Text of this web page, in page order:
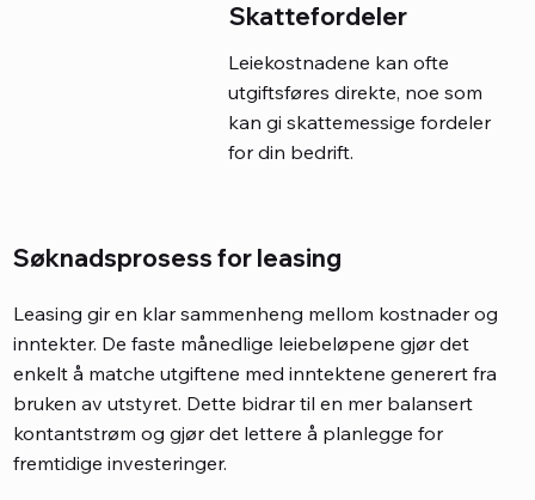
Skattefordeler
Leiekostnadene kan ofte
utgiftsføres direkte, noe som
kan gi skattemessige fordeler
for din bedrift.
Søknadsprosess for leasing
Leasing gir en klar sammenheng mellom kostnader og
inntekter. De faste månedlige leiebeløpene gjør det
enkelt å matche utgiftene med inntektene generert fra
bruken av utstyret. Dette bidrar til en mer balansert
kontantstrøm og gjør det lettere å planlegge for
fremtidige investeringer.